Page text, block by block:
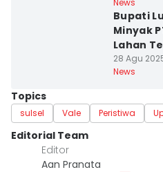
News
Bupati
Minyak
Lahan
28 Agu
News
Topics
sulsel Vale Peristiwa
Editorial Team
Editor
Aan Pranata